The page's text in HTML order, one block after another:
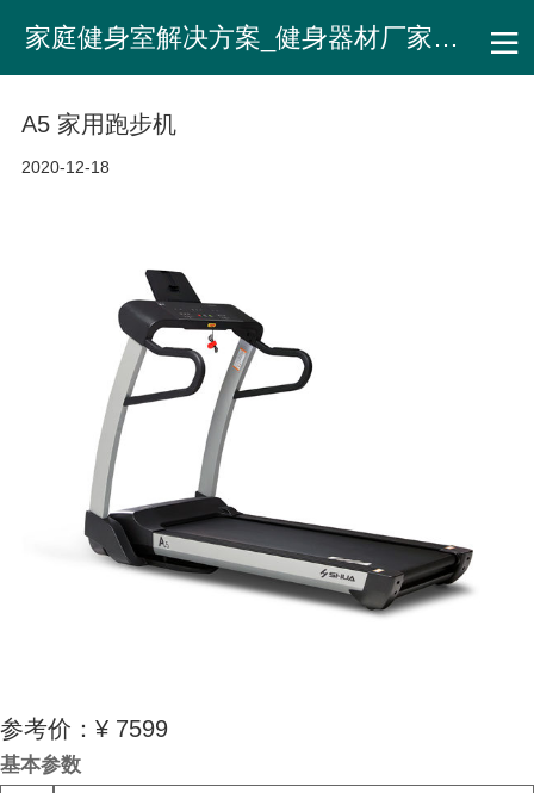
家庭健身室解决方案_健身器材厂家直销
A5 家用跑步机
2020-12-18
参考价：¥ 7599
基本参数